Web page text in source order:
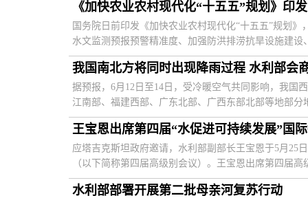
《加快农业农村现代化“十五五”规划》印发
国务院日前印发《加快农业农村现代化“十五五”规划
水文监测预报预警精准度、加强防洪排涝抗旱设施建设
我国南北方将同时出现降雨过程 水利部会
据预报，6月12日至14日，受冷暖空气共同影响，我国
江南部、福建西部、广东北部、广西东部北部等地部分
王宝恩出席第四届“水促进可持续发展”国
应塔吉克斯坦政府邀请，水利部副部长王宝恩于5月25
（以下简称第四届高级别会议）。王宝恩出席第四届高
水利部部署开展第二批母亲河复苏行动